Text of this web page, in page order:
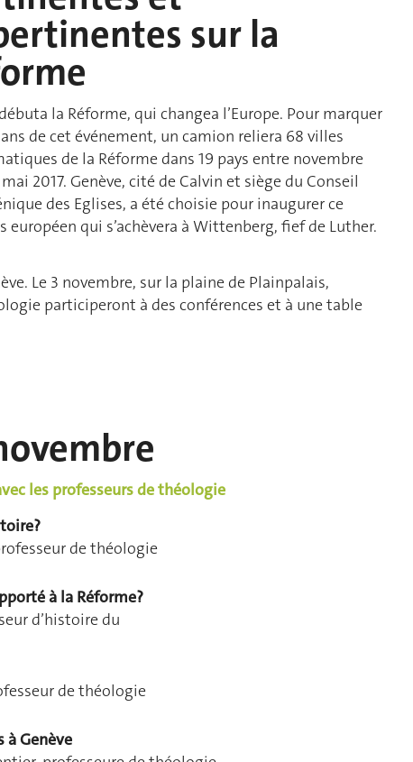
sur la
débuta la Réforme, qui changea l’Europe. Pour marquer
de cet événement, un camion reliera 68 villes
de la Réforme dans 19 pays entre novembre
2017. Genève, cité de Calvin et siège du Conseil
des Eglises, a été choisie pour inaugurer ce
européen qui s’achèvera à Wittenberg, fief de Luther.
Le 3 novembre, sur la plaine de Plainpalais,
participeront à des conférences et à une table
les professeurs de théologie
de théologie
à la Réforme?
d’histoire du
de théologie
à Genève